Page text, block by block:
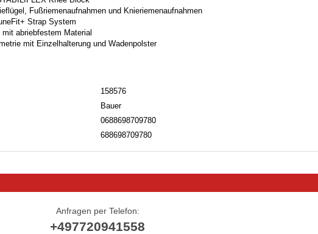
Fußriemenaufnahmen und Knieriemenaufnahmen
Strap System
abriebfestem Material
mit Einzelhalterung und Wadenpolster
158576
Bauer
0688698709780
688698709780
Anfragen per Telefon:
+497720941558